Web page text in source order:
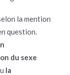
la mention
question.
du sexe
la